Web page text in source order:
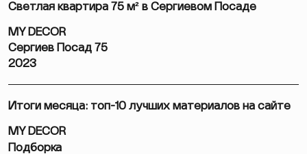
Светлая квартира 75 м² в Сергиевом Посаде
MY DECOR
Сергиев Посад 75
2023
Итоги месяца: топ-10 лучших материалов на сайте
MY DECOR
Подборка